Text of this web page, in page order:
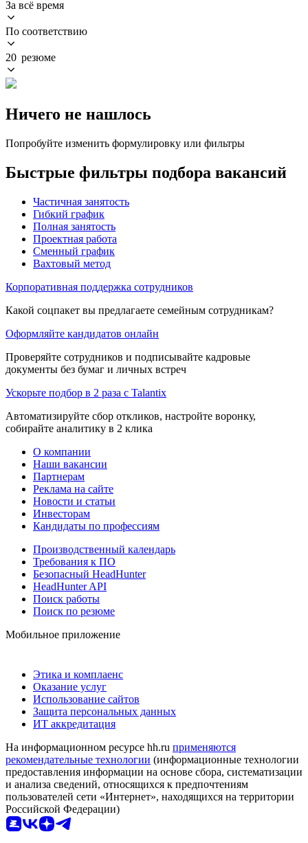
За всё время
По соответствию
20 резюме
Ничего не нашлось
Попробуйте изменить формулировку или фильтры
Быстрые фильтры подбора вакансий
Частичная занятость
Гибкий график
Полная занятость
Проектная работа
Сменный график
Вахтовый метод
Корпоративная поддержка сотрудников
Какой соцпакет вы предлагаете семейным сотрудникам?
Оформляйте кандидатов онлайн
Проверяйте сотрудников и подписывайте кадровые
документы без бумаг и личных встреч
Ускорьте подбор в 2 раза с Talantix
Автоматизируйте сбор откликов, настройте воронку,
собирайте аналитику в 2 клика
О компании
Наши вакансии
Партнерам
Реклама на сайте
Новости и статьи
Инвесторам
Кандидаты по профессиям
Производственный календарь
Требования к ПО
Безопасный HeadHunter
HeadHunter API
Поиск работы
Поиск по резюме
Мобильное приложение
Этика и комплаенс
Оказание услуг
Использование сайтов
Защита персональных данных
ИТ аккредитация
На информационном ресурсе hh.ru применяются
рекомендательные технологии (информационные технологии
предоставления информации на основе сбора, систематизации
и анализа сведений, относящихся к предпочтениям
пользователей сети «Интернет», находящихся на территории
Российской Федерации)